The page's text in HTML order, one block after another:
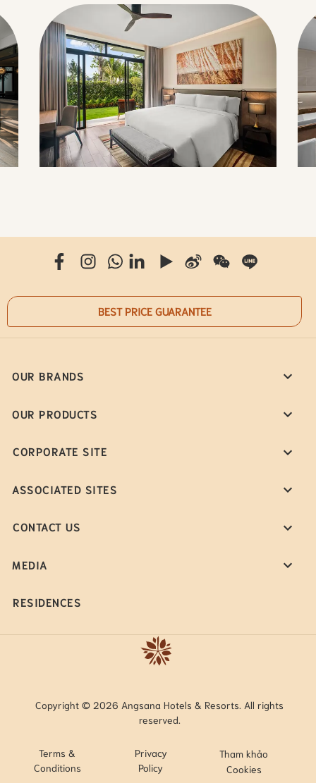
BEST PRICE GUARANTEE
OUR BRANDS
OUR PRODUCTS
CORPORATE SITE
ASSOCIATED SITES
CONTACT US
MEDIA
RESIDENCES
Copyright © 2026 Angsana Hotels & Resorts. All rights
reserved.
Terms &
Conditions
Privacy
Policy
Tham khảo
Cookies